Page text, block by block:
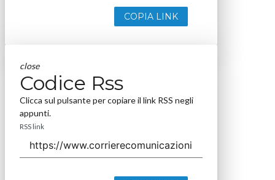
COPIA LINK
close
Codice Rss
Clicca sul pulsante per copiare il link RSS negli
appunti.
RSS link